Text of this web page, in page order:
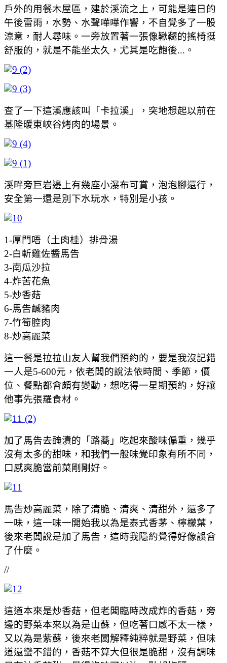
戶外的用餐木屋區，建於溪流之上，可能是連日的
午後雷雨，水勢、水聲嘩嘩作響，不自覺多了一股
涼意，耐人尋味。一旁放置著一張像鞦韆的搖椅挺
舒服的，就是不能坐太久，尤其是吃飽後...。
查了一下這溪應該叫「卡拉溪」，突地想起以前在
基隆暖東峽谷烤肉的場景。
溪畔旁巨岩邊上有幾座小瀑布可賞，泡泡腳還行，
安全第一還是別下水玩水，特別是小孩。
1-厚門唔（土肉桂）排骨湯
2-白斬雞佐醬馬告
3-南瓜沙拉
4-炸苦花魚
5-炒香菇
6-馬告鹹豬肉
7-竹筍腔肉
8-炒高麗菜
這一餐是拉拉山友人幫我們預約的，要是我沒記錯
一人是5-600元，依老闆的說法依時間、季節，價
位、餐點都會頗有變動，想吃得一星期預約，好讓
他事先張羅食材。
加了馬告去醃漬的「路蕎」吃起來酸味偏重，幾乎
沒有太多的甜味，和我們一般味覺印象有所不同，
口感爽脆當前菜剛剛好。
馬告炒高麗菜，除了清脆、清爽、清甜外，還多了
一味，這一味一開始我以為是泰式香茅、檸檬葉，
後來老闆說是加了馬告，這時我隱約覺得好像誤會
了什麼。
//
這道本來是炒香菇，但老闆臨時改成炸的香菇，旁
邊的野菜本來以為是山蘇，但吃著口感不太一樣，
又以為是紫蘇，後來老闆解釋純粹就是野菜，但味
道還蠻不錯的，香菇不算大但很是脆甜，沒有調味